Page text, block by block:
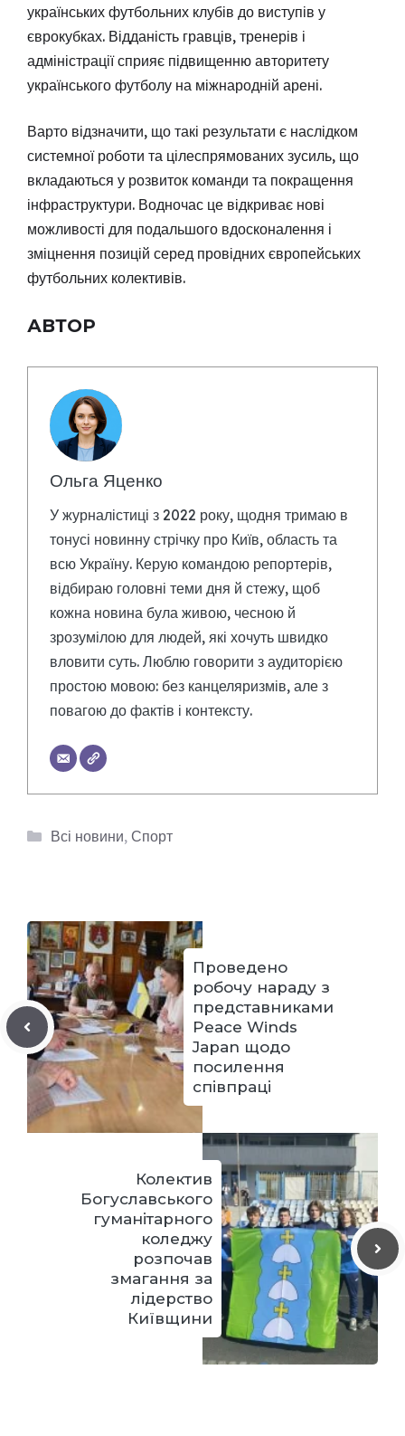
українських футбольних клубів до виступів у
єврокубках. Відданість гравців, тренерів і
адміністрації сприяє підвищенню авторитету
українського футболу на міжнародній арені.
Варто відзначити, що такі результати є наслідком
системної роботи та цілеспрямованих зусиль, що
вкладаються у розвиток команди та покращення
інфраструктури. Водночас це відкриває нові
можливості для подальшого вдосконалення і
зміцнення позицій серед провідних європейських
футбольних колективів.
АВТОР
Ольга Яценко
У журналістиці з 2022 року, щодня тримаю в
тонусі новинну стрічку про Київ, область та
всю Україну. Керую командою репортерів,
відбираю головні теми дня й стежу, щоб
кожна новина була живою, чесною й
зрозумілою для людей, які хочуть швидко
вловити суть. Люблю говорити з аудиторією
простою мовою: без канцеляризмів, але з
повагою до фактів і контексту.
Категорії
Всі новини, Спорт
Проведено
робочу нараду з
представниками
Peace Winds
Japan щодо
посилення
співпраці
Колектив
Богуславського
гуманітарного
коледжу
розпочав
змагання за
лідерство
Київщини